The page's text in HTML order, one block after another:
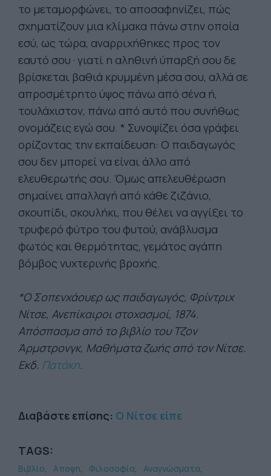
το μεταμορφώνει, το αποσαφηνίζει, πώς
σχηματίζουν μια κλίμακα πάνω στην οποία
εσύ, ως τώρα, αναρριχήθηκες προς τον
εαυτό σου · γιατί η αληθινή ύπαρξή σου δε
βρίσκεται βαθιά κρυμμένη μέσα σου, αλλά σε
απροσμέτρητο ύψος πάνω από σένα ή,
τουλάχιστον, πάνω από αυτό που συνήθως
ονομάζεις εγώ σου. * Συνοψίζει όσα γράφει
ορίζοντας την εκπαίδευση: Ο παιδαγωγός
σου δεν μπορεί να είναι άλλο από
ελευθερωτής σου. Όμως απελευθέρωση
σημαίνει απαλλαγή από κάθε ζιζάνιο,
σκουπίδι, σκουλήκι, που θέλει να αγγίξει το
τρυφερό φύτρο του φυτού, ανά­βλυσμα
φωτός και θερμότητας, γεμάτος αγάπη
βόμβος νυχτερινής βροχής.
*Ο Σοπενχάουερ ως παιδαγωγός, Φρίντριχ
Νίτσε, Ανεπίκαιροι στοχασμοί, 1874.
Απόσπασμα από το βιβλίο του Τζον
Άρμστρονγκ, Μαθήματα ζωής από τον Νίτσε.
Εκδ. Πατάκη.
Διαβάστε επίσης: Ο Νίτσε είπε
TAGS:
Βιβλίο Άποψη Φιλοσοφία
Αναγνώσματα